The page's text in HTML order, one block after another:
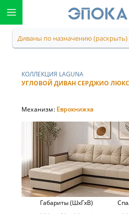
Диваны по назначению (раскрыть)
КОЛЛЕКЦИЯ LAGUNA
УГЛОВОЙ ДИВАН СЕРДЖИО ЛЮКС
Механизм: Еврокнижка
Габариты (ШхГхВ)